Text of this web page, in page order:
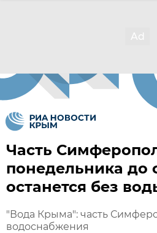
Часть
понедельника до
останется без
"Вода Крыма": часть
водоснабжения